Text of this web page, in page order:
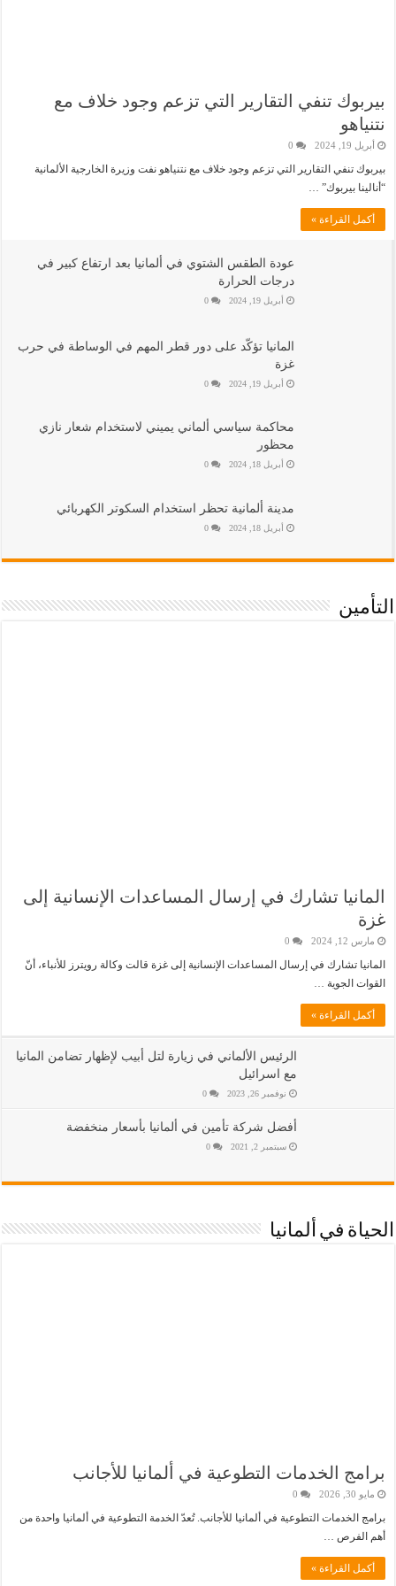
بيربوك تنفي التقارير التي تزعم وجود خلاف مع
نتنياهو
أبريل 19, 2024 0
بيربوك تنفي التقارير التي تزعم وجود خلاف مع نتنياهو نفت وزيرة الخارجية الألمانية
“أنالينا بيربوك” …
أكمل القراءة »
عودة الطقس الشتوي في ألمانيا بعد ارتفاع كبير في
درجات الحرارة
أبريل 19, 2024 0
المانيا تؤكّد على دور قطر المهم في الوساطة في حرب
غزة
أبريل 19, 2024 0
محاكمة سياسي ألماني يميني لاستخدام شعار نازي
محظور
أبريل 18, 2024 0
مدينة ألمانية تحظر استخدام السكوتر الكهربائي
أبريل 18, 2024 0
التأمين
المانيا تشارك في إرسال المساعدات الإنسانية إلى
غزة
مارس 12, 2024 0
المانيا تشارك في إرسال المساعدات الإنسانية إلى غزة قالت وكالة رويترز للأنباء، أنّ
القوات الجوية …
أكمل القراءة »
الرئيس الألماني في زيارة لتل أبيب لإظهار تضامن المانيا
مع اسرائيل
نوفمبر 26, 2023 0
أفضل شركة تأمين في ألمانيا بأسعار منخفضة
سبتمبر 2, 2021 0
الحياة في ألمانيا
برامج الخدمات التطوعية في ألمانيا للأجانب
مايو 30, 2026 0
برامج الخدمات التطوعية في ألمانيا للأجانب. تُعدّ الخدمة التطوعية في ألمانيا واحدة من
أهم الفرص …
أكمل القراءة »